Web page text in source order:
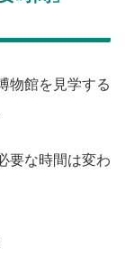
物館を見学する
要な時間は変わ